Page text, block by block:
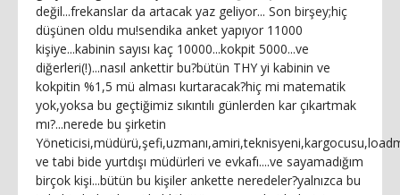
değil...frekanslar da artacak yaz geliyor... Son birşey;hiç
düşünen oldu mu!sendika anket yapıyor 11000
kişiye...kabinin sayısı kaç 10000...kokpit 5000...ve
diğerleri(!)...nasıl ankettir bu?bütün THY yi kabinin ve
kokpitin %1,5 mü alması kurtaracak?hiç mi matematik
yok,yoksa bu geçtiğimiz sıkıntılı günlerden kar çıkartmak
mı?...nerede bu şirketin
ve tabi bide yurtdışı müdürleri ve evkafı....ve sayamadığım
birçok kişi...bütün bu kişiler ankette neredeler?yalnızca bu